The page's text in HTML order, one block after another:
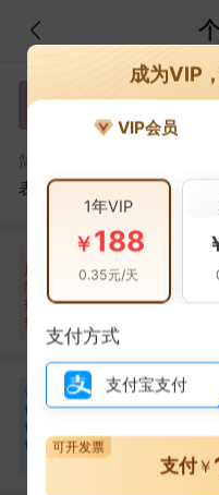
朱 朱海波
简介：
朱海波，杭州临平
表人
风
险
扫
描
暂无风险
合
作
伙
伴
林 林丽蓉
合作2次
杭州临平国有资本投资
运营有限公司
成为VIP
VIP会员
1年VIP
￥188
0.35元/天
支付方式
支付宝支付
支付￥
可开发票